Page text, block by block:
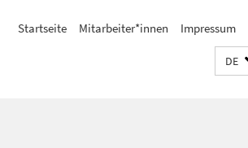
Startseite Mitarbeiter*innen Impressum
DE